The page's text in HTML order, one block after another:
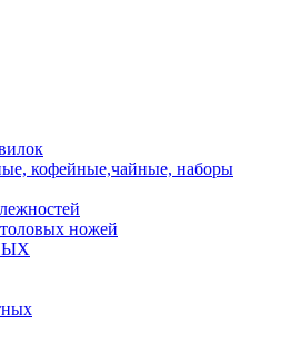
кофейные,чайные, наборы
ножей